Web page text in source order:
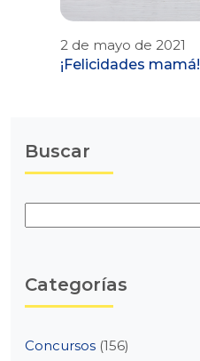
2 de mayo de 2021
¡Felicidades mamá!
Buscar
Categorías
Concursos (156)